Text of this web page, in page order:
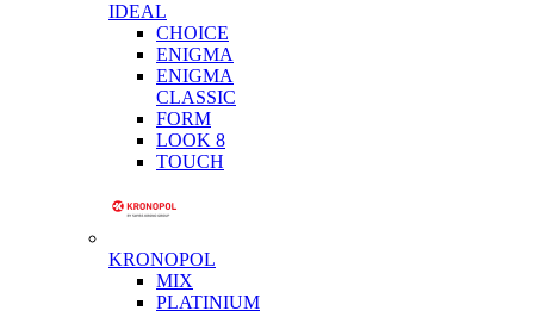
IDEAL
CHOICE
ENIGMA
ENIGMA
CLASSIC
FORM
LOOK 8
TOUCH
KRONOPOL
MIX
PLATINIUM